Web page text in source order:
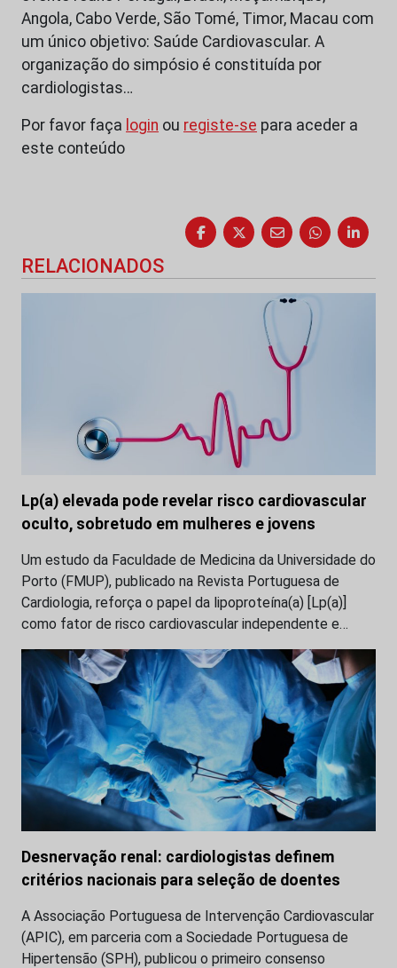
Angola, Cabo Verde, São Tomé, Timor, Macau com
um único objetivo: Saúde Cardiovascular. A
organização do simpósio é constituída por
cardiologistas…
Por favor faça login ou registe-se para aceder a
este conteúdo
RELACIONADOS
Lp(a) elevada pode revelar risco cardiovascular
oculto, sobretudo em mulheres e jovens
Um estudo da Faculdade de Medicina da Universidade do
Porto (FMUP), publicado na Revista Portuguesa de
Cardiologia, reforça o papel da lipoproteína(a) [Lp(a)]
como fator de risco cardiovascular independente e…
Desnervação renal: cardiologistas definem
critérios nacionais para seleção de doentes
A Associação Portuguesa de Intervenção Cardiovascular
(APIC), em parceria com a Sociedade Portuguesa de
Hipertensão (SPH), publicou o primeiro consenso